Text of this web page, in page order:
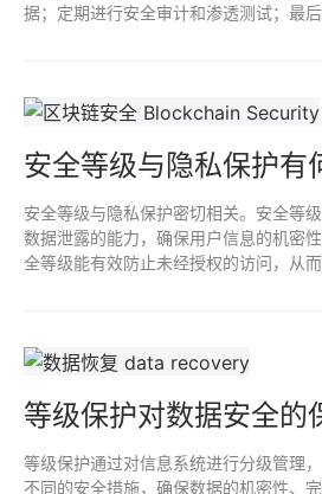
据；定期进行安全审计和渗透测试；最
安全等级与隐私保护有
安全等级与隐私保护密切相关。安全等
数据泄露的能力，确保用户信息的机密
全等级能有效防止未经授权的访问，从
等级保护对数据安全的
等级保护通过对信息系统进行分级管理
不同的安全措施，确保数据的机密性、